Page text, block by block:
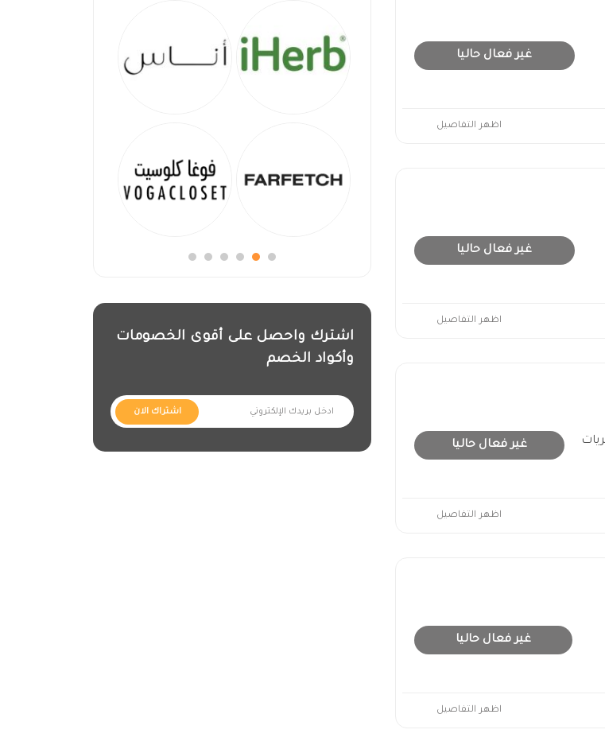
غير فعال حاليا
اظهر التفاصيل
غير فعال حاليا
اظهر التفاصيل
غير فعال حاليا
اظهر التفاصيل
غير فعال حاليا
اظهر التفاصيل
اشترك واحصل على أقوى الخصومات
وأكواد الخصم
اشتراك الان